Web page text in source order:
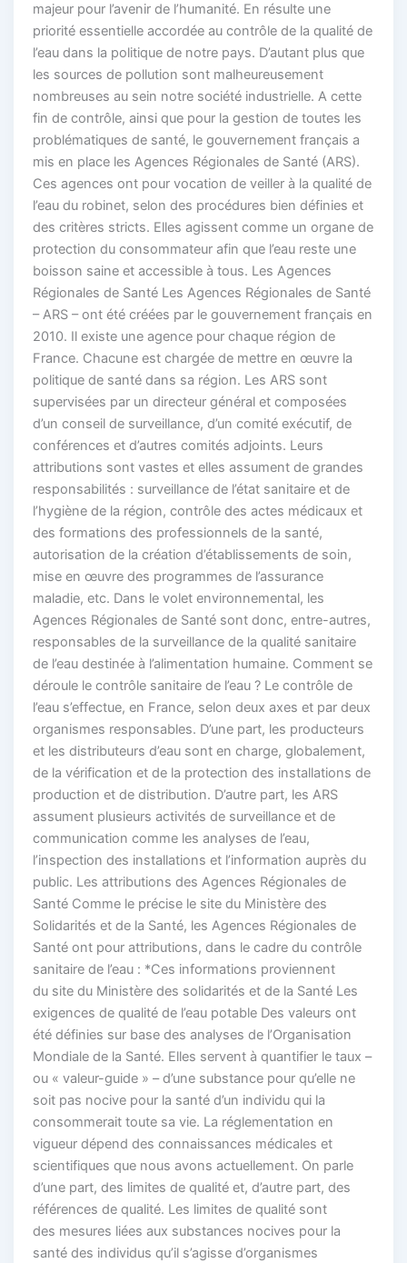
majeur pour l’avenir de l’humanité. En résulte une
priorité essentielle accordée au contrôle de la qualité de
l’eau dans la politique de notre pays. D’autant plus que
les sources de pollution sont malheureusement
nombreuses au sein notre société industrielle. A cette
fin de contrôle, ainsi que pour la gestion de toutes les
problématiques de santé, le gouvernement français a
mis en place les Agences Régionales de Santé (ARS).
Ces agences ont pour vocation de veiller à la qualité de
l’eau du robinet, selon des procédures bien définies et
des critères stricts. Elles agissent comme un organe de
protection du consommateur afin que l’eau reste une
boisson saine et accessible à tous. Les Agences
Régionales de Santé Les Agences Régionales de Santé
– ARS – ont été créées par le gouvernement français en
2010. Il existe une agence pour chaque région de
France. Chacune est chargée de mettre en œuvre la
politique de santé dans sa région. Les ARS sont
supervisées par un directeur général et composées
d’un conseil de surveillance, d’un comité exécutif, de
conférences et d’autres comités adjoints. Leurs
attributions sont vastes et elles assument de grandes
responsabilités : surveillance de l’état sanitaire et de
l’hygiène de la région, contrôle des actes médicaux et
des formations des professionnels de la santé,
autorisation de la création d’établissements de soin,
mise en œuvre des programmes de l’assurance
maladie, etc. Dans le volet environnemental, les
Agences Régionales de Santé sont donc, entre-autres,
responsables de la surveillance de la qualité sanitaire
de l’eau destinée à l’alimentation humaine. Comment se
déroule le contrôle sanitaire de l’eau ? Le contrôle de
l’eau s’effectue, en France, selon deux axes et par deux
organismes responsables. D’une part, les producteurs
et les distributeurs d’eau sont en charge, globalement,
de la vérification et de la protection des installations de
production et de distribution. D’autre part, les ARS
assument plusieurs activités de surveillance et de
communication comme les analyses de l’eau,
l’inspection des installations et l’information auprès du
public. Les attributions des Agences Régionales de
Santé Comme le précise le site du Ministère des
Solidarités et de la Santé, les Agences Régionales de
Santé ont pour attributions, dans le cadre du contrôle
sanitaire de l’eau : *Ces informations proviennent
du site du Ministère des solidarités et de la Santé Les
exigences de qualité de l’eau potable Des valeurs ont
été définies sur base des analyses de l’Organisation
Mondiale de la Santé. Elles servent à quantifier le taux –
ou « valeur-guide » – d’une substance pour qu’elle ne
soit pas nocive pour la santé d’un individu qui la
consommerait toute sa vie. La réglementation en
vigueur dépend des connaissances médicales et
scientifiques que nous avons actuellement. On parle
d’une part, des limites de qualité et, d’autre part, des
références de qualité. Les limites de qualité sont
des mesures liées aux substances nocives pour la
santé des individus qu’il s’agisse d’organismes